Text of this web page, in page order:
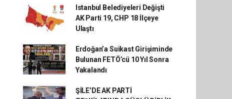
Istanbul Belediyeleri Değişti
AK Parti 19, CHP 18 İlçeye
Ulaştı
Erdoğan’a Suikast Girişiminde
Bulunan FETÖ’cü 10 Yıl Sonra
Yakalandı
ŞİLE’DE AK PARTİ